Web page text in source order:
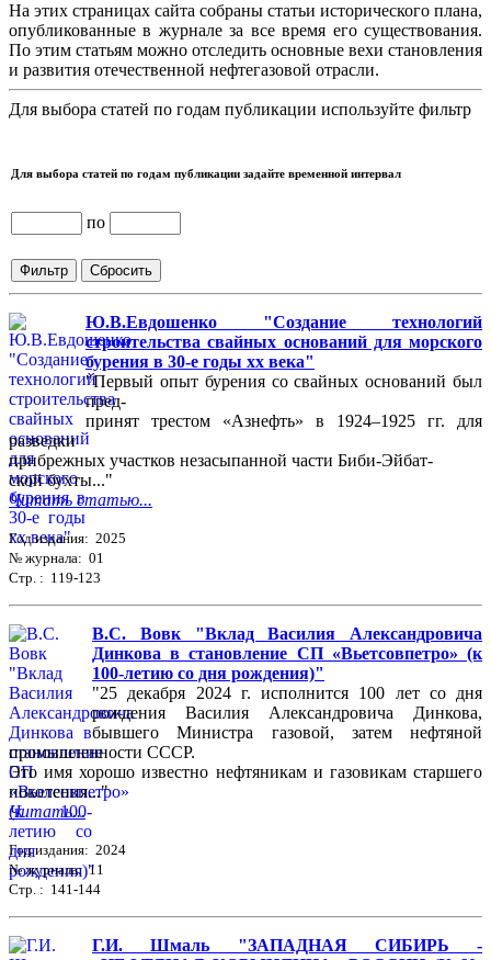
На этих страницах сайта собраны статьи исторического плана,
опубликованные в журнале за все время его существования.
По этим статьям можно отследить основные вехи становления
и развития отечественной нефтегазовой отрасли.
Для выбора статей по годам публикации используйте фильтр
Для выбора статей по годам публикации задайте временной интервал
по
Ю.В.Евдошенко "Создание технологий
строительства свайных оснований для морского
бурения в 30-е годы хх века"
"Первый опыт бурения со свайных оснований был
пред-
принят трестом «Азнефть» в 1924–1925 гг. для
разведки
прибрежных участков незасыпанной части Биби-Эйбат-
ской бухты..."
Читать статью...
Год издания: 2025
№ журнала: 01
Стр. : 119-123
В.С. Вовк "Вклад Василия Александровича
Динкова в становление СП «Вьетсовпетро» (к
100-летию со дня рождения)"
"25 декабря 2024 г. исполнится 100 лет со дня
рождения Василия Александровича Динкова,
бывшего Министра газовой, затем нефтяной
промышленности СССР.
Это имя хорошо известно нефтяникам и газовикам старшего
поколения..."
Читать...
Год издания: 2024
№ журнала: 11
Стр. : 141-144
Г.И. Шмаль "ЗАПАДНАЯ СИБИРЬ -